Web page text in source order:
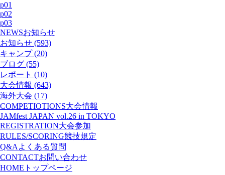
p01
p02
p03
NEWSお知らせ
お知らせ (593)
キャンプ (20)
ブログ (55)
レポート (10)
大会情報 (643)
海外大会 (17)
COMPETIOTIONS大会情報
JAMfest JAPAN vol.26 in TOKYO
REGISTRATION大会参加
RULES/SCORING競技規定
Q&A よくある質問
CONTACTお問い合わせ
HOME トップページ